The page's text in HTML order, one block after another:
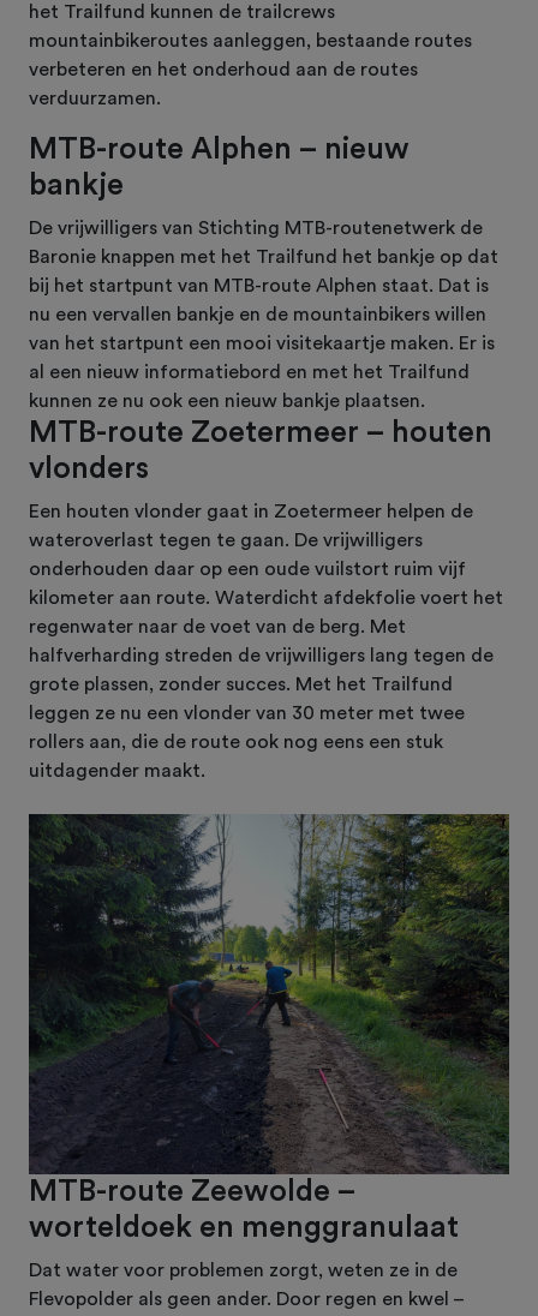
het Trailfund kunnen de trailcrews
mountainbikeroutes aanleggen, bestaande routes
verbeteren en het onderhoud aan de routes
verduurzamen.
MTB-route Alphen – nieuw
bankje
De vrijwilligers van Stichting MTB-routenetwerk de
Baronie knappen met het Trailfund het bankje op dat
bij het startpunt van MTB-route Alphen staat. Dat is
nu een vervallen bankje en de mountainbikers willen
van het startpunt een mooi visitekaartje maken. Er is
al een nieuw informatiebord en met het Trailfund
kunnen ze nu ook een nieuw bankje plaatsen.
MTB-route Zoetermeer – houten
vlonders
Een houten vlonder gaat in Zoetermeer helpen de
wateroverlast tegen te gaan. De vrijwilligers
onderhouden daar op een oude vuilstort ruim vijf
kilometer aan route. Waterdicht afdekfolie voert het
regenwater naar de voet van de berg. Met
halfverharding streden de vrijwilligers lang tegen de
grote plassen, zonder succes. Met het Trailfund
leggen ze nu een vlonder van 30 meter met twee
rollers aan, die de route ook nog eens een stuk
uitdagender maakt.
MTB-route Zeewolde –
worteldoek en menggranulaat
Dat water voor problemen zorgt, weten ze in de
Flevopolder als geen ander. Door regen en kwel –